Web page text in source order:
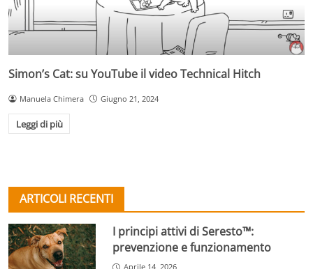
Simon’s Cat: su YouTube il video Technical Hitch
Manuela Chimera Giugno 21, 2024
Leggi di più
ARTICOLI RECENTI
I principi attivi di Seresto™:
prevenzione e funzionamento
Aprile 14, 2026